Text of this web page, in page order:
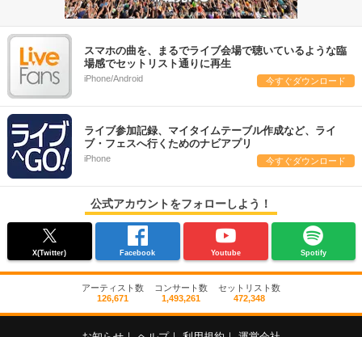
スマホの曲を、まるでライブ会場で聴いているような臨
場感でセットリスト通りに再生
iPhone/Android 今すぐダウンロード
ライブ参加記録、マイタイムテーブル作成など、ライ
ブ・フェスへ行くためのナビアプリ
iPhone 今すぐダウンロード
公式アカウントをフォローしよう！
X(Twitter) Facebook Youtube Spotify
アーティスト数
126,671
コンサート数
1,493,261
セットリスト数
472,348